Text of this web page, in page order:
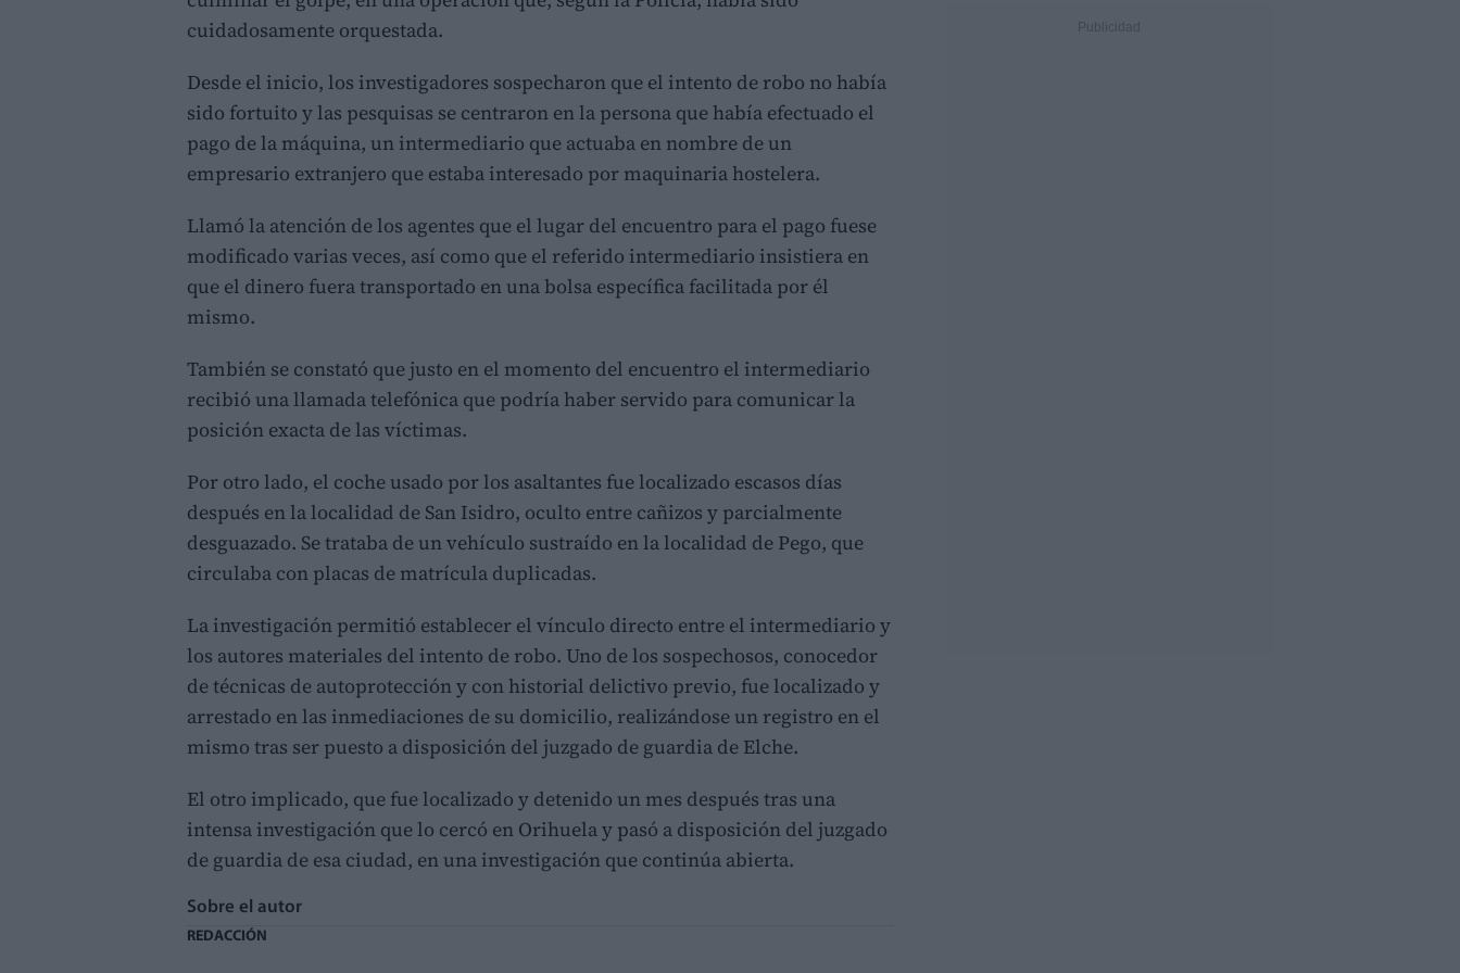
cuidadosamente orquestada.
Desde el inicio, los investigadores sospecharon que el intento de robo no había
sido fortuito y las pesquisas se centraron en la persona que había efectuado el
pago de la máquina, un intermediario que actuaba en nombre de un
empresario extranjero que estaba interesado por maquinaria hostelera.
Llamó la atención de los agentes que el lugar del encuentro para el pago fuese
modificado varias veces, así como que el referido intermediario insistiera en
que el dinero fuera transportado en una bolsa específica facilitada por él
mismo.
También se constató que justo en el momento del encuentro el intermediario
recibió una llamada telefónica que podría haber servido para comunicar la
posición exacta de las víctimas.
Por otro lado, el coche usado por los asaltantes fue localizado escasos días
después en la localidad de San Isidro, oculto entre cañizos y parcialmente
desguazado. Se trataba de un vehículo sustraído en la localidad de Pego, que
circulaba con placas de matrícula duplicadas.
La investigación permitió establecer el vínculo directo entre el intermediario y
los autores materiales del intento de robo. Uno de los sospechosos, conocedor
de técnicas de autoprotección y con historial delictivo previo, fue localizado y
arrestado en las inmediaciones de su domicilio, realizándose un registro en el
mismo tras ser puesto a disposición del juzgado de guardia de Elche.
El otro implicado, que fue localizado y detenido un mes después tras una
intensa investigación que lo cercó en Orihuela y pasó a disposición del juzgado
de guardia de esa ciudad, en una investigación que continúa abierta.
Sobre el autor
REDACCIÓN